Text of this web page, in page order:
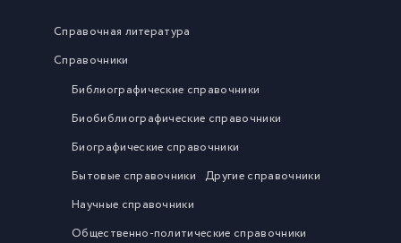
Справочная литература
Справочники
Библиографические справочники
Биобиблиографические справочники
Биографические справочники
Бытовые справочники
Другие справочники
Научные справочники
Общественно-политические справочники